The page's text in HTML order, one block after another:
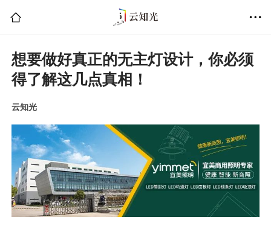
想要做好真正的无主灯设计，你必须
得了解这几点真相！
云知光